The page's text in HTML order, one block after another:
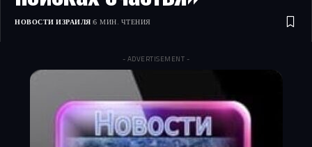
НОВОСТИ ИЗРАИЛЯ 6 МИН. ЧТЕНИЯ
- ADVERTISEMENT -